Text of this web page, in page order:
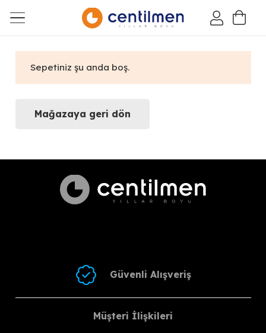
Sepetiniz şu anda boş.
Mağazaya geri dön
Güvenli Alışveriş
Müşteri İlişkileri